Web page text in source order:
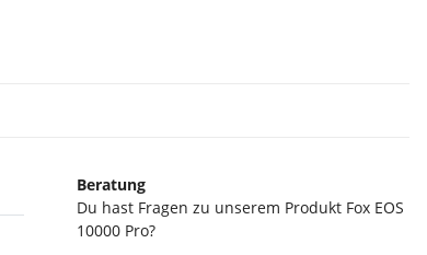
Beratung
Du hast Fragen zu unserem Produkt Fox EOS
10000 Pro?